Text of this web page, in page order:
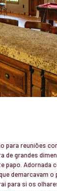
para reuniões
de grandes
papo. Adornada
demarcavam o
para si os